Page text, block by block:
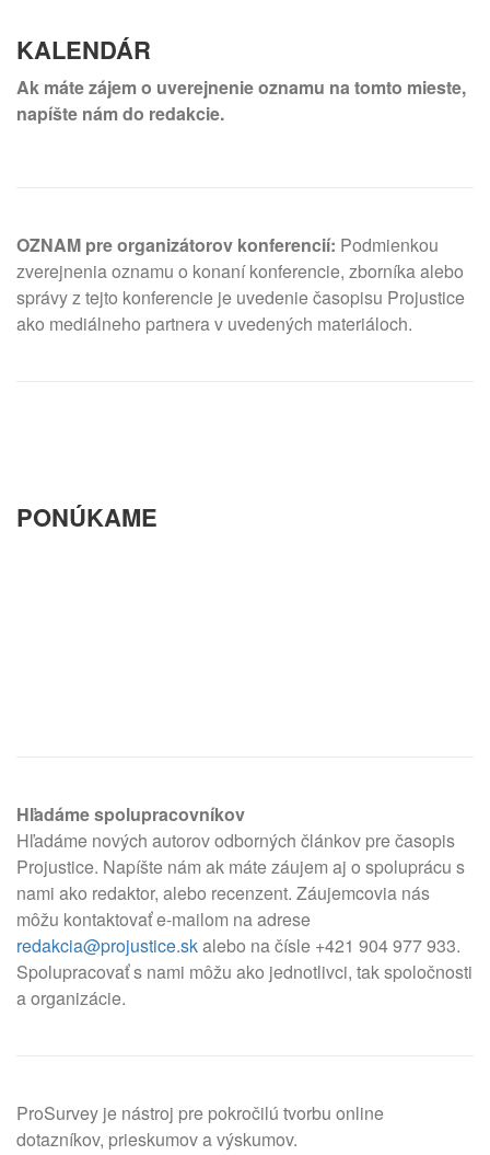
KALENDÁR
Ak máte zájem o uverejnenie oznamu na tomto mieste,
napíšte nám do redakcie.
OZNAM pre organizátorov konferencií: Podmienkou
zverejnenia oznamu o konaní konferencie, zborníka alebo
správy z tejto konferencie je uvedenie časopisu Projustice
ako mediálneho partnera v uvedených materiáloch.
PONÚKAME
Hľadáme spolupracovníkov
Hľadáme nových autorov odborných článkov pre časopis
Projustice. Napíšte nám ak máte záujem aj o spoluprácu s
nami ako redaktor, alebo recenzent. Záujemcovia nás
môžu kontaktovať e-mailom na adrese
redakcia@projustice.skalebo na čísle +421 904 977 933.
Spolupracovať s nami môžu ako jednotlivci, tak spoločnosti
a organizácie.
ProSurvey je nástroj pre pokročilú tvorbu online
dotazníkov, prieskumov a výskumov.